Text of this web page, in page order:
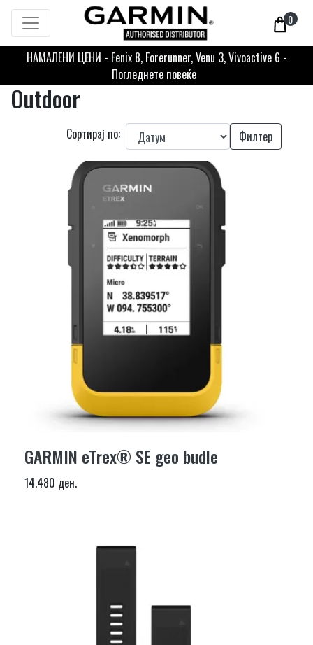
0
НАМАЛЕНИ ЦЕНИ - Fenix 8, Forerunner, Venu 3, Vivoactive 6 -
Погледнете повеќе
Outdoor
Сортирај по: Филтер
GARMIN eTrex® SE geo budle
14.480 ден.